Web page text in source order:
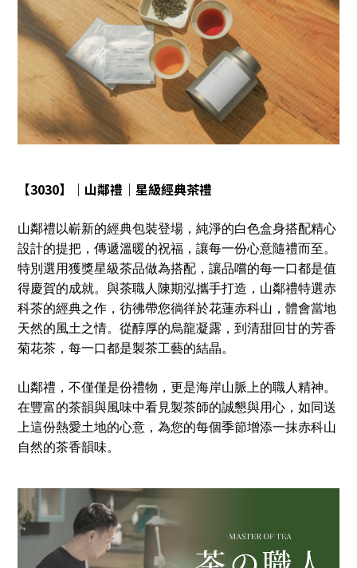
【3030】｜山鄰禮｜星級經典茶禮
山鄰禮以嶄新的經典包裝登場，純淨的白色盒身搭配精心
設計的提把，傳遞溫暖的祝福，讓每一份心意隨禮而至。
特別選用獲獎星級茶品做為搭配，讓品嚐的每一口都是值
得慶賀的成就。 與茶職人陳期泓攜手打造，山鄰禮特選赤
科茶的經典之作，彷彿帶您徜徉於花蓮赤科山，體會當地
天然的風土之情。從醇厚的烏龍凝露，到清甜回甘的芳香
菊花茶，每一口都是製茶工藝的結晶。
山鄰禮，不僅僅是份禮物，更是海岸山脈上的職人精神。
在豐富的茶韻與風味中看見製茶師的誠懇與用心，如同送
上這份熱愛土地的心意，為您的每個季節增添一抹赤科山
自然的茶香韻味。